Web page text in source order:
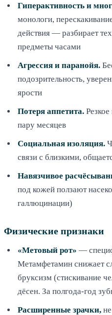
Гиперактивность и
монологи,
действия — разбирает
предметы часами
Агрессия и паранойя.
подозрительность,
ярости
Потеря аппетита.
пару месяцев
Социальная изоляция.
связи с близкими,
Навязчивое
под кожей ползают
галлюцинации)
Физические признаки
«Метовый рот» —
Метамфетамин снижает
бруксизм (стискивание
дёсен. За полгода-год
Расширенные зрачки,